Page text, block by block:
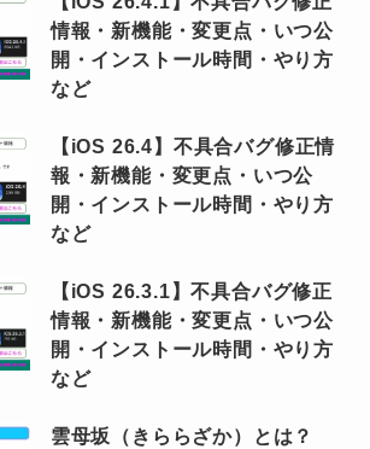
情報・新機能・変更点・いつ公
開・インストール時間・やり方
など
【iOS 26.4】不具合バグ修正情
報・新機能・変更点・いつ公
開・インストール時間・やり方
など
【iOS 26.3.1】不具合バグ修正
情報・新機能・変更点・いつ公
開・インストール時間・やり方
など
雲母坂（きららざか）とは？